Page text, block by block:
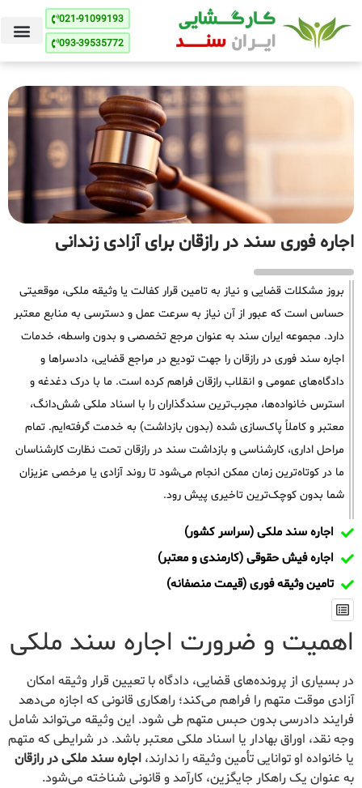
021-91099193
093-39535772
اجاره فوری سند در رازقان برای آزادی زندانی
بروز مشکلات قضایی و نیاز به تامین قرار کفالت یا وثیقه ملکی، موقعیتی
حساس است که عبور از آن نیاز به سرعت عمل و دسترسی به منابع معتبر
دارد. مجموعه ایران سند به عنوان مرجع تخصصی و بدون واسطه، خدمات
اجاره سند فوری در رازقان را جهت تودیع در مراجع قضایی، دادسراها و
دادگاه‌های عمومی و انقلاب رازقان فراهم کرده است. ما با درک دغدغه و
استرس خانواده‌ها، مجرب‌ترین سندگذاران را با اسناد ملکی شش‌دانگ،
معتبر و کاملاً پاک‌سازی شده (بدون بازداشت) به خدمت گرفته‌ایم. تمام
مراحل اداری، کارشناسی و بازداشت سند در رازقان تحت نظارت کارشناسان
ما در کوتاه‌ترین زمان ممکن انجام می‌شود تا روند آزادی یا مرخصی عزیزان
شما بدون کوچک‌ترین تاخیری پیش رود.
اجاره سند ملکی (سراسر کشور)
اجاره فیش حقوقی (کارمندی و معتبر)
تامین وثیقه فوری (قیمت منصفانه)
اهمیت و ضرورت اجاره سند ملکی
در بسیاری از پرونده‌های قضایی، دادگاه با تعیین قرار وثیقه امکان
آزادی موقت متهم را فراهم می‌کند؛ راهکاری قانونی که اجازه می‌دهد
فرایند دادرسی بدون حبس متهم طی شود. این وثیقه می‌تواند شامل
وجه نقد، اوراق بهادار یا اسناد ملکی معتبر باشد. در شرایطی که متهم
یا خانواده او توانایی تأمین وثیقه را ندارند، اجاره سند ملکی در رازقان
به عنوان یک راهکار جایگزین، کارآمد و قانونی شناخته می‌شود.